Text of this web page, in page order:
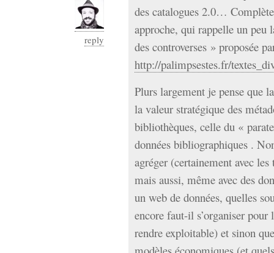
reply
des catalogues 2.0…
approche, qui rappelle un peu
des controverses » proposée
http://palimpsestes.fr/
Plurs largement je pense que
la valeur stratégique des
bibliothèques, celle du «
données bibliographiques .
agréger (certainement avec
mais aussi, même avec des
un web de données, quelles
encore faut-il s’organiser
rendre exploitable) et sinon